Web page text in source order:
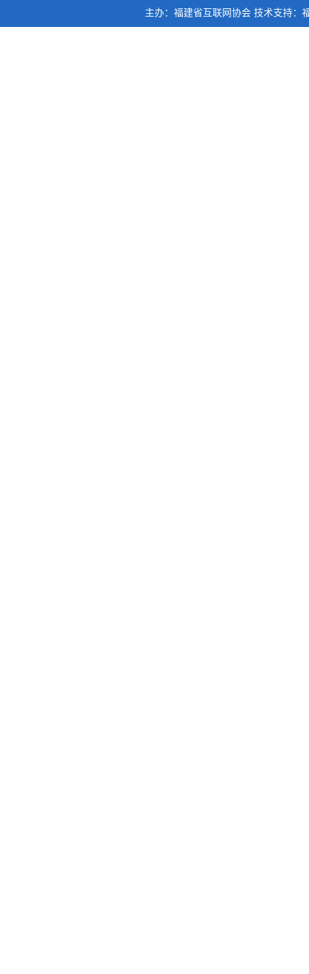
主办：福建省互联网协会 技术支持：